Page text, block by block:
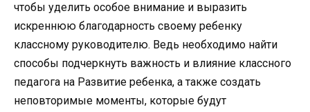
чтобы уделить особое внимание и выразить
искреннюю благодарность своему ребенку
классному руководителю. Ведь необходимо найти
способы подчеркнуть важность и влияние классного
педагога на Развитие ребенка, а также создать
неповторимые моменты, которые будут